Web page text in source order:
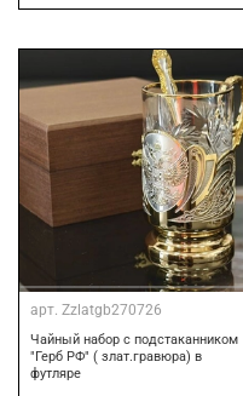
арт. Zzlatgb270726
Чайный набор с подстаканником
"Герб РФ" ( злат.гравюра) в
футляре